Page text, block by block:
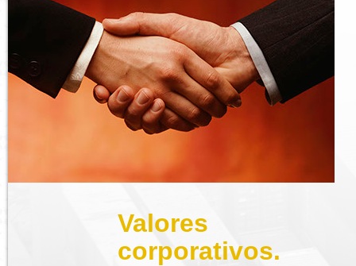
Valores
corporativos.